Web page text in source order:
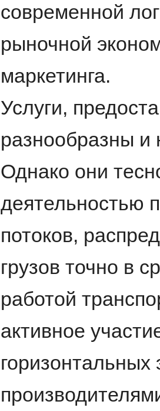
современной
рыночной
маркетинга.
Услуги,
разнообразны и
Однако они
деятельностью
потоков,
грузов точно в
работой
активное